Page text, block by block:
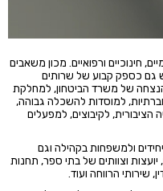
חינוכיים ורפואיים. מכון משאבים
גם כספק קבוע של שרותים
של משרד הביטחון, למחלקת
למוסדות להשכלה גבוהה,
הציבורית, לקיבוצים, למפעלים
ולמשפחות בקהילה וגם
יועצות וצוותים של בתי ספר, תחנות
שירותי הרווחה ועוד.